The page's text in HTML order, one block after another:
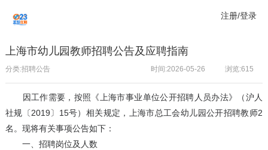
注册/登录
上海市幼儿园教师招聘公告及应聘指南
分类:招聘公告 浏览:615
时间:2026-05-26
因工作需要，按照《上海市事业单位公开招聘人员办法》（沪人
社规〔2019〕15号）相关规定，上海市总工会幼儿园公开招聘教师2
名。现将有关事项公告如下：
一、招聘岗位及人数